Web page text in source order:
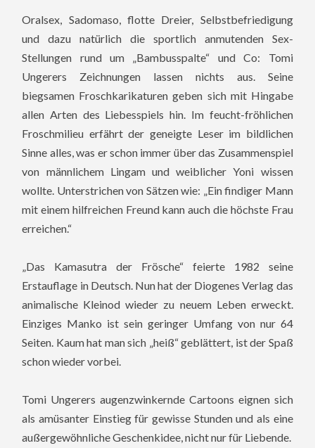
Oralsex, Sadomaso, flotte Dreier, Selbstbefriedigung
und dazu natürlich die sportlich anmutenden Sex-
Stellungen rund um „Bambusspalte“ und Co: Tomi
Ungerers Zeichnungen lassen nichts aus. Seine
biegsamen Froschkarikaturen geben sich mit Hingabe
allen Arten des Liebesspiels hin. Im feucht-fröhlichen
Froschmilieu erfährt der geneigte Leser im bildlichen
Sinne alles, was er schon immer über das Zusammenspiel
von männlichem Lingam und weiblicher Yoni wissen
wollte. Unterstrichen von Sätzen wie: „Ein findiger Mann
mit einem hilfreichen Freund kann auch die höchste Frau
erreichen.“
„Das Kamasutra der Frösche“ feierte 1982 seine
Erstauflage in Deutsch. Nun hat der Diogenes Verlag das
animalische Kleinod wieder zu neuem Leben erweckt.
Einziges Manko ist sein geringer Umfang von nur 64
Seiten. Kaum hat man sich „heiß“ geblättert, ist der Spaß
schon wieder vorbei.
Tomi Ungerers augenzwinkernde Cartoons eignen sich
als amüsanter Einstieg für gewisse Stunden und als eine
außergewöhnliche Geschenkidee, nicht nur für Liebende.